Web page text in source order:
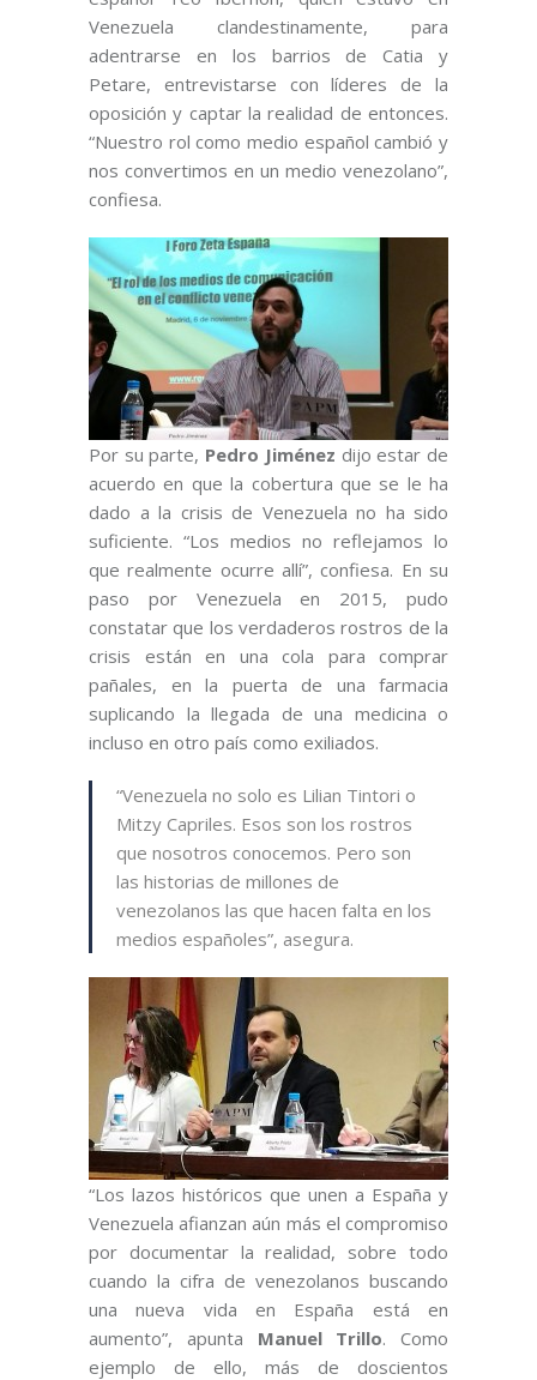
Venezuela clandestinamente, para
adentrarse en los barrios de Catia y
Petare, entrevistarse con líderes de la
oposición y captar la realidad de entonces.
“Nuestro rol como medio español cambió y
nos convertimos en un medio venezolano”,
confiesa.
Por su parte, Pedro Jiménez dijo estar de
acuerdo en que la cobertura que se le ha
dado a la crisis de Venezuela no ha sido
suficiente. “Los medios no reflejamos lo
que realmente ocurre allí”, confiesa. En su
paso por Venezuela en 2015, pudo
constatar que los verdaderos rostros de la
crisis están en una cola para comprar
pañales, en la puerta de una farmacia
suplicando la llegada de una medicina o
incluso en otro país como exiliados.
“Venezuela no solo es Lilian Tintori o
Mitzy Capriles. Esos son los rostros
que nosotros conocemos. Pero son
las historias de millones de
venezolanos las que hacen falta en los
medios españoles”, asegura.
“Los lazos históricos que unen a España y
Venezuela afianzan aún más el compromiso
por documentar la realidad, sobre todo
cuando la cifra de venezolanos buscando
una nueva vida en España está en
aumento”, apunta Manuel Trillo. Como
ejemplo de ello, más de doscientos